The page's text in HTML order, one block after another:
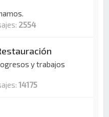
2554
y trabajos
14175